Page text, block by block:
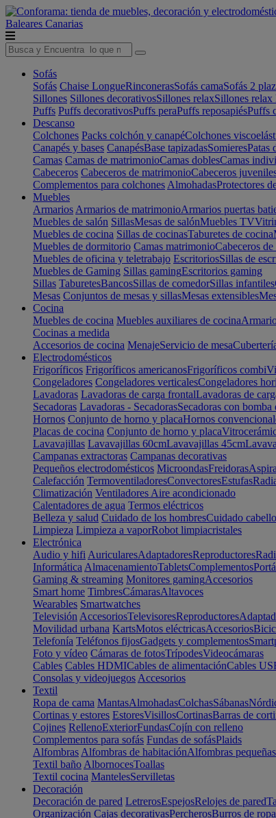
Baleares Canarias
Sofás
Sofás Chaise LongueRinconerasSofás camaSofás 2
Sillones Sillones decorativosSillones relaxSillones relax
Puffs Puffs decorativosPuffs peraPuffs reposapiésPuffs
Descanso
Colchones Packs colchón y canapéColchones
Canapés y bases CanapésBase tapizadasSomieresPatas
Camas Camas de matrimonioCamas doblesCamas
Cabeceros Cabeceros de matrimonioCabeceros
Complementos para colchones AlmohadasProtectores
Muebles
Armarios Armarios de matrimonioArmarios puertas
Muebles de salón SillasMesas de salónMuebles TV
Muebles de cocina Sillas de cocinasTaburetes de cocina
Muebles de dormitorio Camas matrimonioCabeceros
Muebles de oficina y teletrabajo EscritoriosSillas de
Muebles de Gaming Sillas gamingEscritorios gaming
Sillas TaburetesBancosSillas de comedorSillas infantiles
Mesas Conjuntos de mesas y sillasMesas extensibles
Cocina
Muebles de cocina Muebles auxiliares de cocina
Cocinas a medida
Accesorios de cocina MenajeServicio de mesa
Electrodomésticos
Frigoríficos Frigoríficos americanosFrigoríficos combi
Congeladores Congeladores verticalesCongeladores
Lavadoras Lavadoras de carga frontalLavadoras de
Secadoras Lavadoras - SecadorasSecadoras con bomba
Hornos Conjunto de horno y placaHornos
Placas de cocina Conjunto de horno y placa
Lavavajillas Lavavajillas 60cmLavavajillas 45cm
Campanas extractoras Campanas decorativas
Pequeños electrodomésticos MicroondasFreidoras
Calefacción TermoventiladoresConvectoresEstufas
Climatización Ventiladores Aire acondicionado
Calentadores de agua Termos eléctricos
Belleza y salud Cuidado de los hombresCuidado cabello
Limpieza Limpieza a vaporRobot limpiacristales
Electrónica
Audio y hifi AuricularesAdaptadoresReproductores
Informática AlmacenamientoTabletsComplementos
Gaming & streaming Monitores gamingAccesorios
Smart home TimbresCámarasAltavoces
Wearables Smartwatches
Televisión AccesoriosTelevisoresReproductores
Movilidad urbana KartsMotos eléctricasAccesorios
Telefonía Teléfonos fijosGadgets y complementos
Foto y vídeo Cámaras de fotosTrípodesVideocámaras
Cables Cables HDMICables de alimentaciónCables
Consolas y videojuegos Accesorios
Textil
Ropa de cama MantasAlmohadasColchasSábanas
Cortinas y estores EstoresVisillosCortinasBarras de
Cojines RellenoExteriorFundasCojín con relleno
Complementos para sofás Fundas de sofásPlaids
Alfombras Alfombras de habitaciónAlfombras pequeñas
Textil baño AlbornocesToallas
Textil cocina MantelesServilletas
Decoración
Decoración de pared LetrerosEspejosRelojes de pared
Organización Cajas decorativasPercherosBurros de ropa